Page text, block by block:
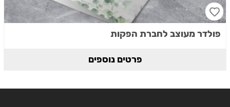
פולדר מעוצב לחברת הפקות
פרטים נוספים